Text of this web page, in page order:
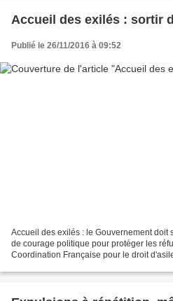
Accueil des exilés : sortir
Publié le 26/11/2016 à 09:52
Accueil des exilés : le Gouvernement doit
de courage politique pour protéger les
Coordination Française pour le droit